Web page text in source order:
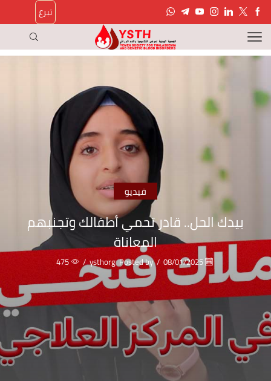
تبرع
فيديو
بيدك الحل.. قادر تحمي أطفالك وتجنبهم
المعاناة
08/01/2025
/
Posted by
ysthorg
/
475